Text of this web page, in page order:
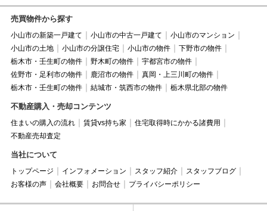
売買物件から探す
小山市の新築一戸建て 小山市の中古一戸建て
小山市のマンション
小山市の土地
小山市の分譲住宅 小山市の物件
下野市の物件
栃木市・壬生町の物件
野木町の物件
宇都宮市の物件
佐野市・足利市の物件
鹿沼市の物件
真岡・上三川町の物件
栃木市・壬生町の物件
結城市・筑西市の物件 栃木県北部の物件
不動産購入・売却コンテンツ
住まいの購入の流れ 賃貸vs持ち家
住宅取得時にかかる諸費用
不動産売却査定
当社について
トップページ インフォメーション スタッフ紹介
スタッフブログ
お客様の声
会社概要 お問合せ プライバシーポリシー